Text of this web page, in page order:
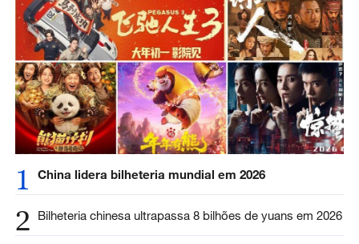
1 China lidera bilheteria mundial em 2026
2 Bilheteria chinesa ultrapassa 8 bilhões de yuans em 2026